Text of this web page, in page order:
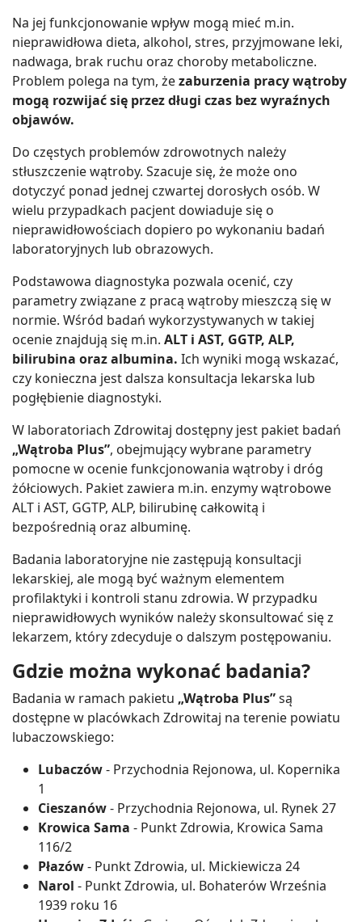
Na jej funkcjonowanie wpływ mogą mieć m.in.
nieprawidłowa dieta, alkohol, stres, przyjmowane leki,
nadwaga, brak ruchu oraz choroby metaboliczne.
Problem polega na tym, żezaburzenia pracy wątroby
mogą rozwijać się przez długi czas bez wyraźnych
objawów.
Do częstych problemów zdrowotnych należy
stłuszczenie wątroby. Szacuje się, że może ono
dotyczyć ponad jednej czwartej dorosłych osób. W
wielu przypadkach pacjent dowiaduje się o
nieprawidłowościach dopiero po wykonaniu badań
laboratoryjnych lub obrazowych.
Podstawowa diagnostyka pozwala ocenić, czy
parametry związane z pracą wątroby mieszczą się w
normie. Wśród badań wykorzystywanych w takiej
ocenie znajdują się m.in. ALT i AST, GGTP, ALP,
bilirubina oraz albumina. Ich wyniki mogą wskazać,
czy konieczna jest dalsza konsultacja lekarska lub
pogłębienie diagnostyki.
W laboratoriach Zdrowitaj dostępny jest pakiet badań
„Wątroba Plus”, obejmujący wybrane parametry
pomocne w ocenie funkcjonowania wątroby i dróg
żółciowych. Pakiet zawiera m.in. enzymy wątrobowe
ALT i AST, GGTP, ALP, bilirubinę całkowitą i
bezpośrednią oraz albuminę.
Badania laboratoryjne nie zastępują konsultacji
lekarskiej, ale mogą być ważnym elementem
profilaktyki i kontroli stanu zdrowia. W przypadku
nieprawidłowych wyników należy skonsultować się z
lekarzem, który zdecyduje o dalszym postępowaniu.
Gdzie można wykonać badania?
Badania w ramach pakietu „Wątroba Plus”są
dostępne w placówkach Zdrowitaj na terenie powiatu
lubaczowskiego:
Lubaczów- Przychodnia Rejonowa, ul. Kopernika
1
Cieszanów- Przychodnia Rejonowa, ul. Rynek 27
Krowica Sama - Punkt Zdrowia, Krowica Sama
116/2
Płazów- Punkt Zdrowia, ul. Mickiewicza 24
Narol - Punkt Zdrowia, ul. Bohaterów Września
1939 roku 16